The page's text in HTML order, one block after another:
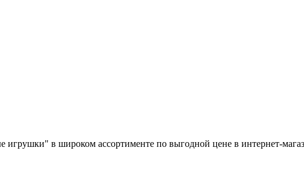
игрушки" в широком ассортименте по выгодной цене в интернет-